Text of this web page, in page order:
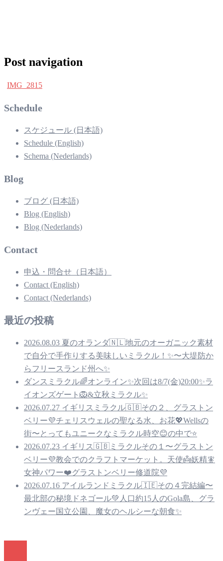
Post navigation
IMG_2815
Schedule
スケジュール (日本語)
Schedule (English)
Schema (Nederlands)
Blog
ブログ (日本語)
Blog (English)
Blog (Nederlands)
Contact
申込・問合せ（日本語）
Contact (English)
Contact (Nederlands)
最近の投稿
2026.08.03 夏のオランダ🇳🇱地元のオーガニック素材
で自分で手作りする美味しいミラクル！✨〜大堤防か
らフリースランド州へ✨
ダンスミラクル🌈オンライン✨次回は8/7(金)20:00✨ラ
イオンズゲート🦁&立秋ミラクル✨
2026.07.27 イギリスミラクル🇬🇧その２、グラストン
ベリー💜チェリスウェルの聖なる水、お花💖Wellsの
街〜とってもユニークなミラクル時空😊の中で⭐️
2026.07.23 イギリス🇬🇧ミラクルその１〜グラストン
ベリー💜教会でのクラフトマーケット。天使👼妖精🧚
女神パワー❤️グラストンベリー修道院💜
2026.07.16 アイルランドミラクル🇮🇪その４完結編〜
最北部の秘境ドネゴール💚人口約15人のGola島、グラ
ンヴェー国立公園、魔女のヘルシーな朝食✨